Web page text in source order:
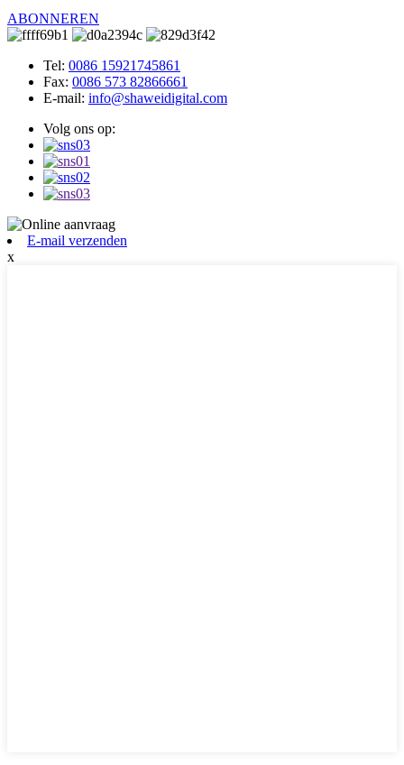
ABONNEREN
Tel: 0086 15921745861
Fax: 0086 573 82866661
E-mail: info@shaweidigital.com
Volg ons op:
E-mail verzenden
x